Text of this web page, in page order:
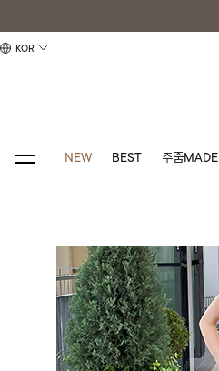
KOR
NEW BEST 주줌MADE